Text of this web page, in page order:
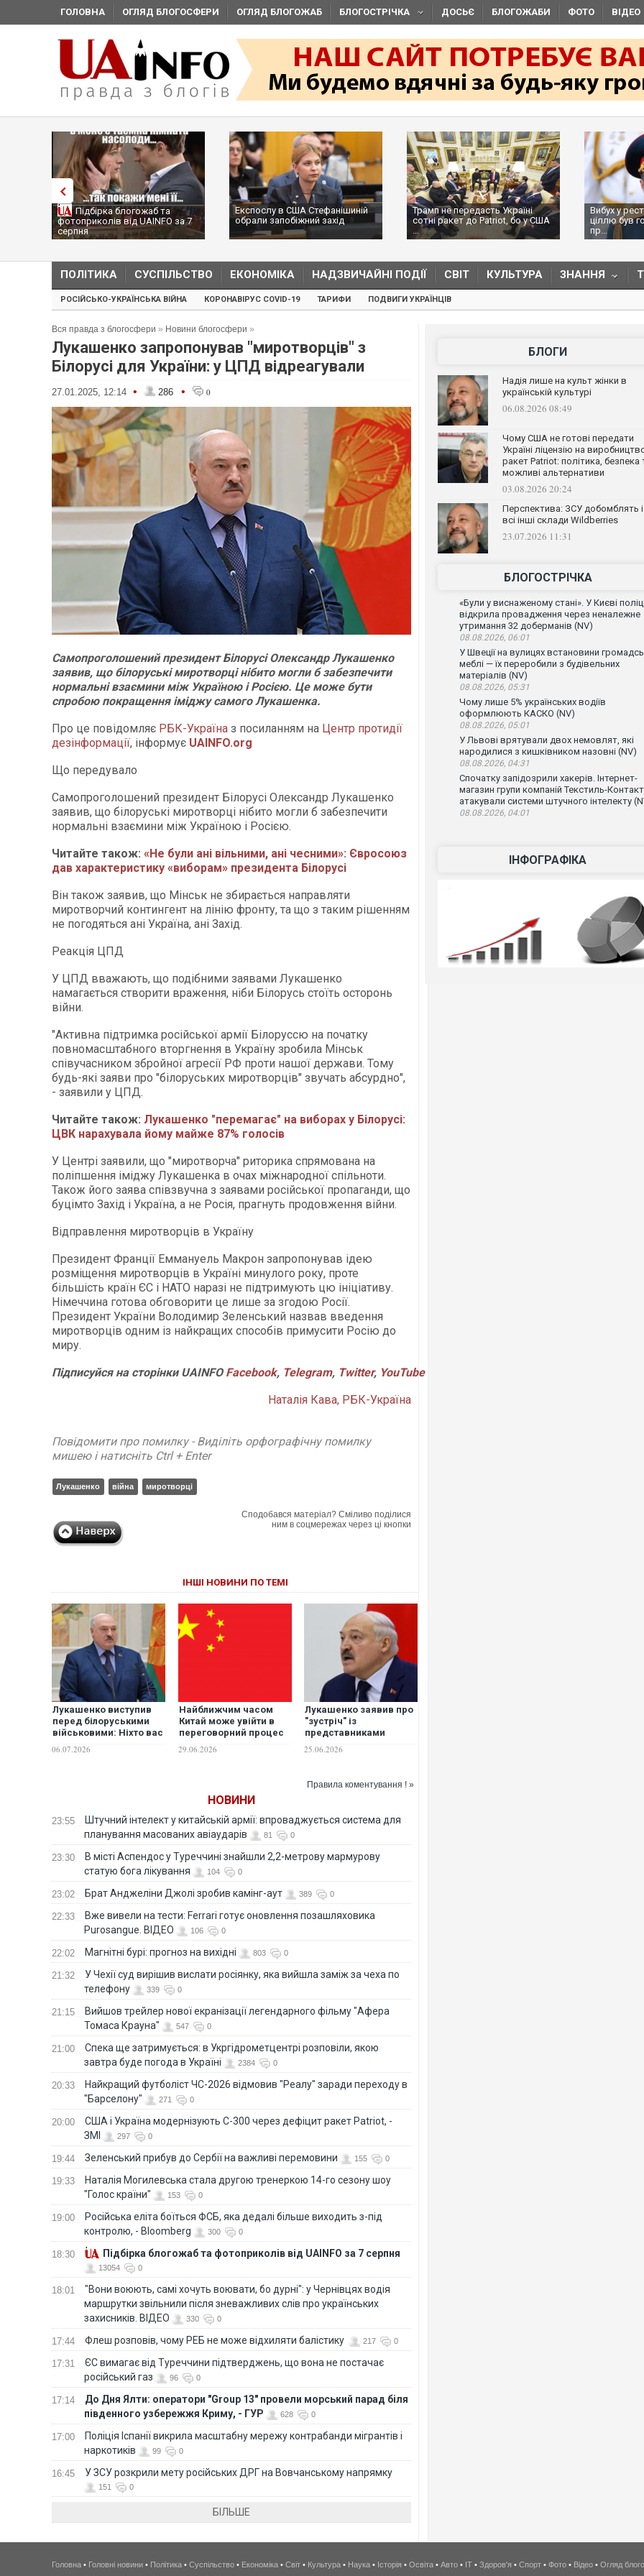
ГОЛОВНА ОГЛЯД БЛОГОСФЕРИ ОГЛЯД БЛОГОЖАБ БЛОГОСТРІЧКА ДОСЬЄ БЛОГОЖАБИ ФОТО ВІДЕО
Підбірка блогожаб та
фотоприколів від UAINFO за 7
серпня
Експослу в США Стефанішиній
обрали запобіжний захід
Трамп не передасть Україні
сотні ракет до Patriot, бо у США
...
Вибух у
ціллю був
пр...
ПОЛІТИКА СУСПІЛЬСТВО ЕКОНОМІКА НАДЗВИЧАЙНІ ПОДІЇ СВІТ КУЛЬТУРА ЗНАННЯ
РОСІЙСЬКО-УКРАЇНСЬКА ВІЙНА КОРОНАВІРУС COVID-19 ТАРИФИ ПОДВИГИ УКРАЇНЦІВ
Вся правда з блогосфери » Новини блогосфери »
Лукашенко запропонував "миротворців" з
Білорусі для України: у ЦПД відреагували
27.01.2025, 12:14 • 286 • 0
Самопроголошений президент Білорусі Олександр Лукашенко
заявив, що білоруські миротворці нібито могли б забезпечити
нормальні взаємини між Україною і Росією. Це може бути
спробою покращення іміджу самого Лукашенка.
Про це повідомляє РБК-Україна з посиланням на Центр протидії
дезінформації, інформує UAINFO.org
Що передувало
Самопроголошений президент Білорусі Олександр Лукашенко
заявив, що білоруські миротворці нібито могли б забезпечити
нормальні взаємини між Україною і Росією.
Читайте також: «Не були ані вільними, ані чесними»: Євросоюз
дав характеристику «виборам» президента Білорусі
Він також заявив, що Мінськ не збирається направляти
миротворчий контингент на лінію фронту, та що з таким рішенням
не погодяться ані Україна, ані Захід.
Реакція ЦПД
У ЦПД вважають, що подібними заявами Лукашенко
намагається створити враження, ніби Білорусь стоїть осторонь
війни.
"Активна підтримка російської армії Білоруссю на початку
повномасштабного вторгнення в Україну зробила Мінськ
співучасником збройної агресії РФ проти нашої держави. Тому
будь-які заяви про "білоруських миротворців" звучать абсурдно",
- заявили у ЦПД.
Читайте також: Лукашенко "перемагає" на виборах у Білорусі:
ЦВК нарахувала йому майже 87% голосів
У Центрі заявили, що "миротворча" риторика спрямована на
поліпшення іміджу Лукашенка в очах міжнародної спільноти.
Також його заява співзвучна з заявами російської пропаганди, що
буцімто Захід і Україна, а не Росія, прагнуть продовження війни.
Відправлення миротворців в Україну
Президент Франції Еммануель Макрон запропонував ідею
розміщення миротворців в Україні минулого року, проте
більшість країн ЄС і НАТО наразі не підтримують цю ініціативу.
Німеччина готова обговорити це лише за згодою Росії.
Президент України Володимир Зеленський назвав введення
миротворців одним із найкращих способів примусити Росію до
миру.
ПідписуйсянасторінкиUAINFO Facebook, Telegram, Twitter, YouTube
Наталія Кава, РБК-Україна
Повідомити про помилку - Виділіть орфографічну помилку
мишею і натисніть Ctrl + Enter
Лукашенко війна миротворці
Сподобався матеріал? Сміливо поділися
ним в соцмережах через ці кнопки
ІНШІ НОВИНИ ПО ТЕМІ
Лукашенко виступив
перед білоруськими
військовими: Ніхто вас
посилатиме
06.07.2026
Найближчим часом
Китай може увійти в
переговорний процес
29.06.2026
Лукашенко заявив про
"зустріч" із
представниками
25.06.2026
Правила коментування ! »
НОВИНИ
23:55
Штучний інтелект у китайській армії: впроваджується система для
планування масованих авіаударів
81 0
23:30
В місті Аспендос у Туреччині знайшли 2,2-метрову мармурову
статую бога лікування
104 0
23:02 Брат Анджеліни Джолі зробив камінг-аут 389 0
22:33
Вже вивели на тести: Ferrari готує оновлення позашляховика
Purosangue. ВІДЕО
106 0
22:02 Магнітні бурі: прогноз на вихідні 803 0
21:32
У Чехії суд вирішив вислати росіянку, яка вийшла заміж за чеха по
телефону
339 0
21:15
Вийшов трейлер нової екранізації легендарного фільму "Афера
Томаса Крауна"
547 0
21:00
Спека ще затримується: в Укргідрометцентрі розповіли, якою
завтра буде погода в Україні
2384 0
20:33
Найкращий футболіст ЧС-2026 відмовив "Реалу" заради переходу в
"Барселону"
271 0
20:00
США і Україна модернізують С-300 через дефіцит ракет Patriot, -
ЗМІ
297 0
19:44 Зеленський прибув до Сербії на важливі перемовини 155 0
19:33
Наталія Могилевська стала другою тренеркою 14-го сезону шоу
"Голос країни"
153 0
19:00
Російська еліта боїться ФСБ, яка дедалі більше виходить з-під
контролю, - Bloomberg
300 0
18:30 Підбірка блогожаб та фотоприколів від UAINFO за 7 серпня
13054 0
18:01
"Вони воюють, самі хочуть воювати, бо дурні": у Чернівцях водія
маршрутки звільнили після зневажливих слів про українських
захисників. ВІДЕО
330 0
17:44 Флеш розповів, чому РЕБ не може відхиляти балістику 217 0
17:31
ЄС вимагає від Туреччини підтверджень, що вона не постачає
російський газ
96 0
17:14
До Дня Ялти: оператори "Group 13" провели морський парад біля
південного узбережжя Криму, - ГУР
628 0
17:00
Поліція Іспанії викрила масштабну мережу контрабанди мігрантів і
наркотиків
99 0
16:45 У ЗСУ розкрили мету російських ДРГ на Вовчанському напрямку
151 0
БІЛЬШЕ
БЛОГИ
Надія лише на культ жінки в
українській культурі
06.08.2026 08:49
Чому США не готові передати
Україні ліцензію на
ракет Patriot: політика, безпека
можливі альтернативи
03.08.2026 20:24
Перспектива: ЗСУ добомблять і
всі інші склади Wildberries
23.07.2026 11:31
БЛОГОСТРІЧКА
«Були у виснаженому стані». У Києві
відкрила провадження через неналежне
утримання 32 доберманів (NV)
08.08.2026, 06:01
У Швеції на вулицях встановини
меблі — їх переробили з будівельних
матеріалів (NV)
08.08.2026, 05:31
Чому лише 5% українських водіїв
оформлюють КАСКО (NV)
08.08.2026, 05:01
У Львові врятували двох немовлят, які
народилися з кишківником назовні (NV)
08.08.2026, 04:31
Спочатку запідозрили хакерів. Інтернет-
магазин групи компаній Текстиль-Контакт
атакували системи штучного інтелекту
08.08.2026, 04:01
ІНФОГРАФІКА
Головна • Головні новини • Політика • Суспільство • Економіка • Світ • Культура • Наука • Історія • Освіта • Авто • IT • Здоров'я • Спорт • Фото • Відео • Огляд